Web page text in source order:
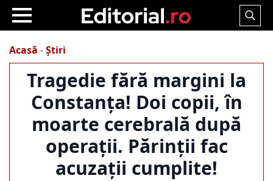
Search
Acasă -Știri
Tragedie fără margini la
Constanța! Doi copii, în
moarte cerebrală după
operații. Părinții fac
acuzații cumplite!